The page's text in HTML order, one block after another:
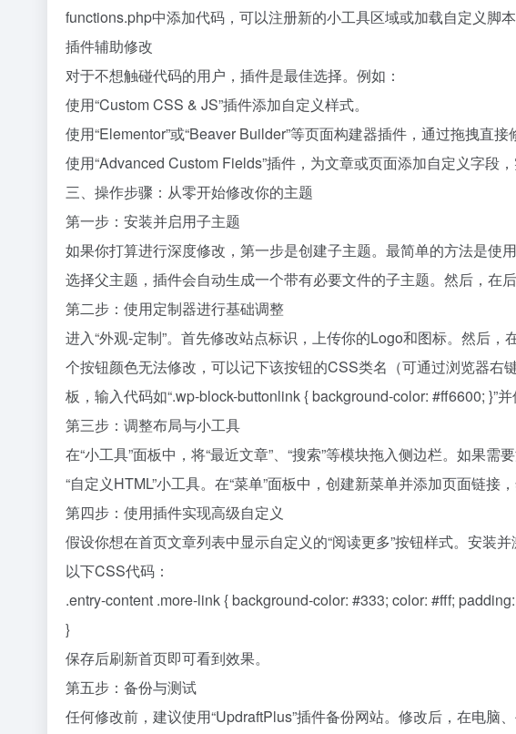
functions.php中添加代码，可以注册新的小工具区域或加载自定义脚本
插件辅助修改
对于不想触碰代码的用户，插件是最佳选择。例如：
使用“Custom CSS & JS”插件添加自定义样式。
使用“Elementor”或“Beaver Builder”等页面构建器插件，通过拖拽直
使用“Advanced Custom Fields”插件，为文章或页面添加自定义字段，
三、操作步骤：从零开始修改你的主题
第一步：安装并启用子主题
如果你打算进行深度修改，第一步是创建子主题。最简单的方法是使
选择父主题，插件会自动生成一个带有必要文件的子主题。然后，在后
第二步：使用定制器进行基础调整
进入“外观-定制”。首先修改站点标识，上传你的Logo和图标。然后
个按钮颜色无法修改，可以记下该按钮的CSS类名（可通过浏览器右
板，输入代码如“.wp-block-buttonlink { background-color: #ff6600; }”并
第三步：调整布局与小工具
在“小工具”面板中，将“最近文章”、“搜索”等模块拖入侧边栏。如果
“自定义HTML”小工具。在“菜单”面板中，创建新菜单并添加页面链接
第四步：使用插件实现高级自定义
假设你想在首页文章列表中显示自定义的“阅读更多”按钮样式。安装
以下CSS代码：
.entry-content .more-link { background-color: #333; color: #fff;
}
保存后刷新首页即可看到效果。
第五步：备份与测试
任何修改前，建议使用“UpdraftPlus”插件备份网站。修改后，在电脑